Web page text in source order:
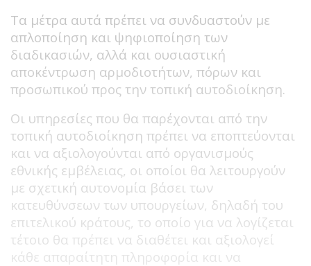
Τα μέτρα αυτά πρέπει να συνδυαστούν με
απλοποίηση και ψηφιοποίηση των
διαδικασιών, αλλά και ουσιαστική
αποκέντρωση αρμοδιοτήτων, πόρων και
προσωπικού προς την τοπική αυτοδιοίκηση.
Οι υπηρεσίες που θα παρέχονται από την
τοπική αυτοδιοίκηση πρέπει να εποπτεύονται
και να αξιολογούνται από οργανισμούς
εθνικής εμβέλειας, οι οποίοι θα λειτουργούν
με σχετική αυτονομία βάσει των
κατευθύνσεων των υπουργείων, δηλαδή του
επιτελικού κράτους, το οποίο για να λογίζεται
τέτοιο θα πρέπει να διαθέτει και αξιολογεί
κάθε απαραίτητη πληροφορία και να